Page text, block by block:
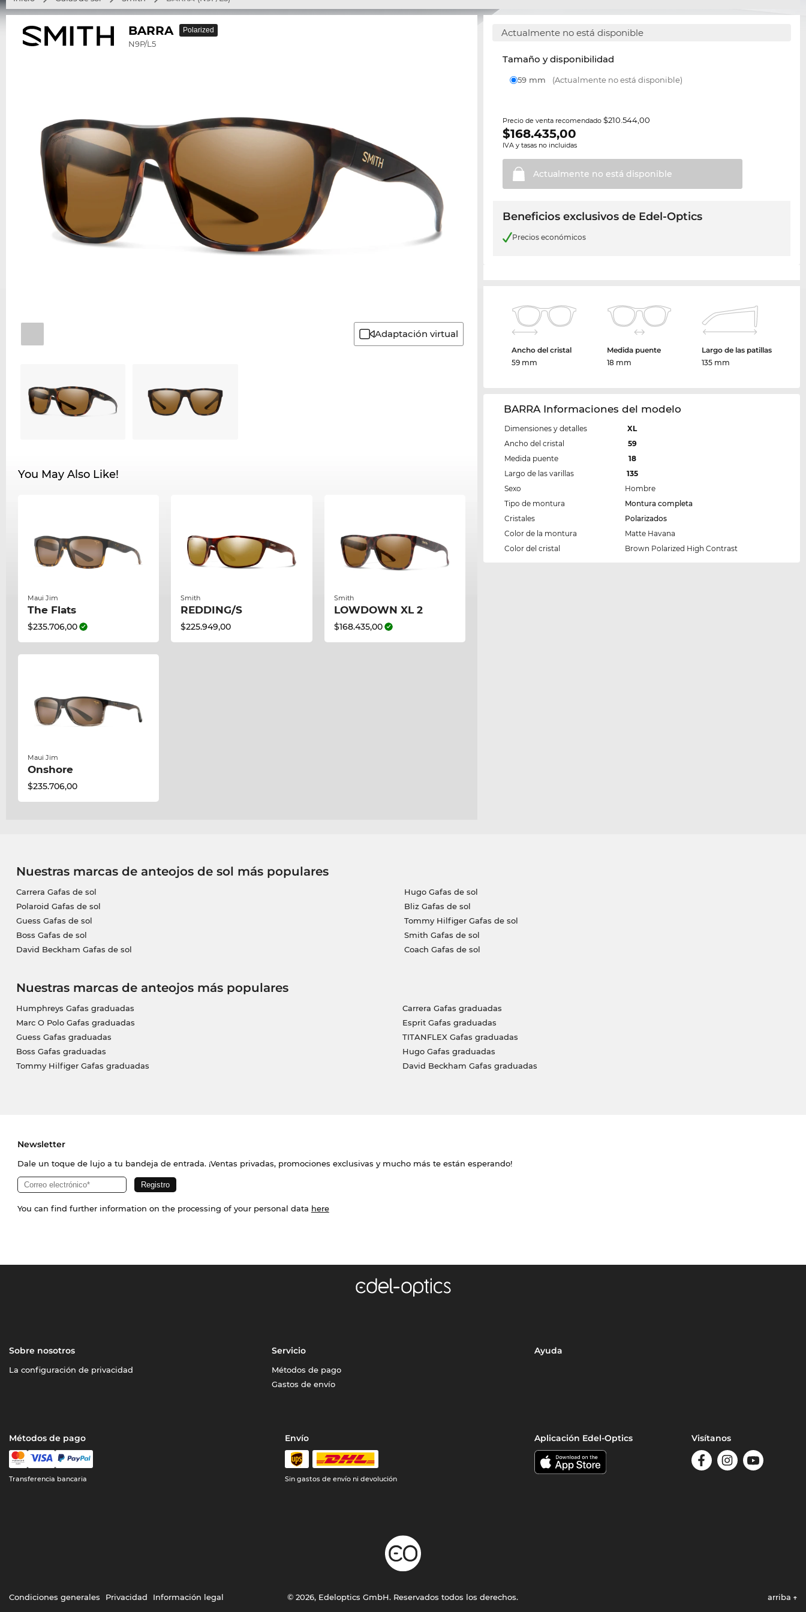
BARRA
N9P/L5
Polarized
Adaptación virtual
You May Also Like!
Maui Jim
The Flats
$235.706,00
Smith
REDDING/S
$225.949,00
Smith
LOWDOWN XL 2
$168.435,00
Maui Jim
Onshore
$235.706,00
Actualmente no está disponible
Tamaño y disponibilidad
59 mm (Actualmente no está disponible)
Precio de venta recomendado$210.544,00
$168.435,00
IVA y tasas no incluidas
Actualmente no está disponible
Beneficios exclusivos de Edel-Optics
Precios económicos
Ancho del cristal
59 mm
Medida puente
18 mm
Largo de las patillas
135 mm
BARRA Informaciones del modelo
Dimensiones y detalles
XL
Ancho del cristal
59
Medida puente
18
Largo de las varillas
135
Sexo
Hombre
Tipo de montura
Montura completa
Cristales
Polarizados
Color de la montura
Matte Havana
Color del cristal
Brown Polarized High Contrast
Nuestras marcas de anteojos de sol más populares
Carrera Gafas de sol
Polaroid Gafas de sol
Guess Gafas de sol
Boss Gafas de sol
David Beckham Gafas de sol
Hugo Gafas de sol
Bliz Gafas de sol
Tommy Hilfiger Gafas de sol
Smith Gafas de sol
Coach Gafas de sol
Nuestras marcas de anteojos más populares
Humphreys Gafas graduadas
Marc O Polo Gafas graduadas
Guess Gafas graduadas
Boss Gafas graduadas
Tommy Hilfiger Gafas graduadas
Carrera Gafas graduadas
Esprit Gafas graduadas
TITANFLEX Gafas graduadas
Hugo Gafas graduadas
David Beckham Gafas graduadas
Newsletter
Dale un toque de lujo a tu bandeja de entrada. ¡Ventas privadas, promociones exclusivas y mucho más te están esperando!
You can find further information on the processing of your personal data here
Sobre nosotros
La configuración de privacidad
Servicio
Métodos de pago
Gastos de envío
Ayuda
Métodos de pago
Transferencia bancaria
Envío
Sin gastos de envío ni devolución
Aplicación Edel-Optics Visítanos
Condiciones generales Privacidad Información legal © 2026, Edeloptics GmbH. Reservados todos los derechos. arriba